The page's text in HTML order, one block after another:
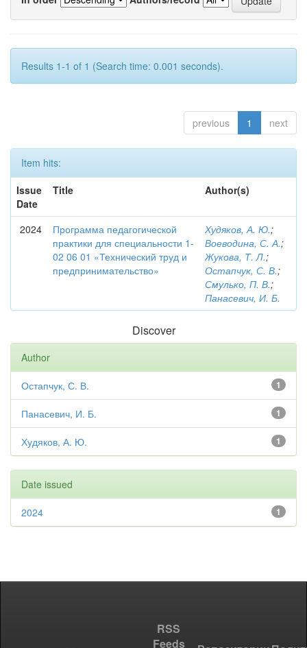
Results 1-1 of 1 (Search time: 0.001 seconds).
previous 1 next
Item hits:
Issue
Date
Title Author(s)
2024
Программа педагогической
практики для специальности 1-
02 06 01 «Технический труд и
предпринимательство»
Худяков, А. Ю.;
Воеводина, С. А.;
Жукова, Т. Л.;
Остапчук, С. В.;
Смулько, П. В.;
Панасевич, И. Б.
Discover
Author
1
Остапчук, С. В.
1
Панасевич, И. Б.
1
Худяков, А. Ю.
Date issued
1
2024
RSS
Feeds